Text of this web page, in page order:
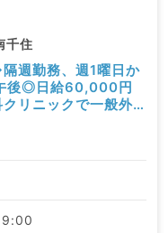
千住
週勤務、週1曜日か
後◎日給60,000円
リニックで一般外